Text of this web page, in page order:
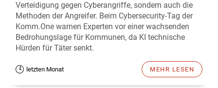
Verteidigung gegen Cyberangriffe, sondern auch die
Methoden der Angreifer. Beim Cybersecurity-Tag der
Komm.One warnen Experten vor einer wachsenden
Bedrohungslage für Kommunen, da KI technische
Hürden für Täter senkt.
letzten Monat MEHR LESEN